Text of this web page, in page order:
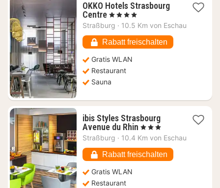
OKKO Hotels Strasbourg
Centre1
Nacht
ab
61,34
€
, 4 Sterne
Straßburg · 10.5 Km von Eschau
Rabatt freischalten
Gratis WLAN
Restaurant
Sauna
ibis Styles Strasbourg
Avenue du Rhin 1
Nacht
76,74
€
, 3 Sterne
Straßburg · 10.4 Km von Eschau
Rabatt freischalten
Gratis WLAN
Restaurant